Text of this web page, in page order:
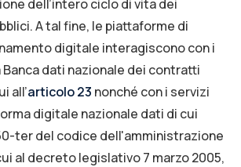
dell’intero ciclo di vita dei
A tal fine, le piattaforme di
digitale interagiscono con i
dati nazionale dei contratti
all’articolo 23 nonché con i servizi
digitale nazionale dati di cui
terdel codice dell'amministrazione
al decreto legislativo 7 marzo 2005,